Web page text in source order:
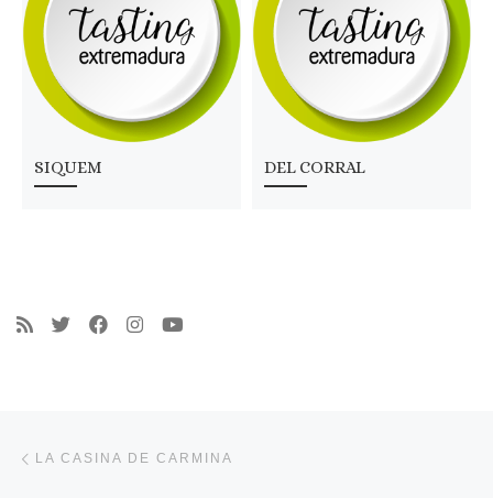
SIQUEM DEL CORRAL
LA CASINA DE CARMINA